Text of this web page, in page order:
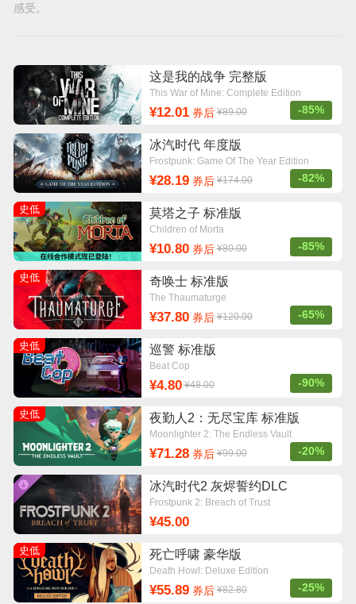
感受。
这是我的战争 完整版
This War of Mine: Complete Edition
¥12.01券后 ¥89.00 -85%
冰汽时代 年度版
Frostpunk: Game Of The Year Edition
¥28.19券后 ¥174.00 -82%
史低 莫塔之子 标准版
Children of Morta
¥10.80券后 ¥80.00 -85%
史低 奇唤士 标准版
The Thaumaturge
¥37.80券后 ¥120.00 -65%
史低 巡警 标准版
Beat Cop
¥4.80 ¥48.00 -90%
史低 夜勤人2：无尽宝库 标准版
Moonlighter 2: The Endless Vault
¥71.28券后 ¥99.00 -20%
冰汽时代2 灰烬誓约DLC
Frostpunk 2: Breach of Trust
¥45.00
史低 死亡呼啸 豪华版
Death Howl: Deluxe Edition
¥55.89券后 ¥82.80 -25%